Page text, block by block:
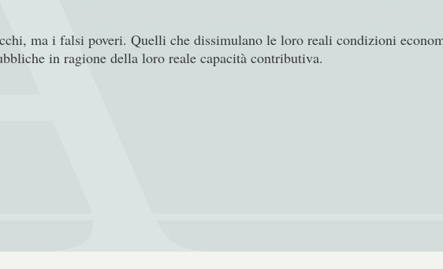
ma i falsi poveri. Quelli che dissimulano le loro reali condizioni
in ragione della loro reale capacità contributiva.